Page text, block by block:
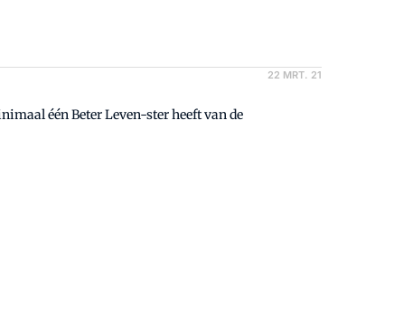
22 MRT. 21
één Beter Leven-ster heeft van de